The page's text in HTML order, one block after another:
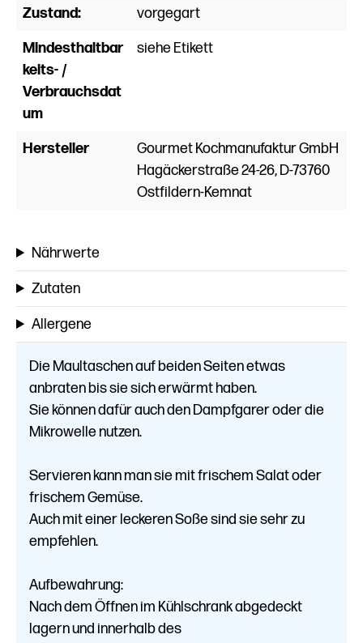
Zustand: vorgegart
Mindesthaltbar
keits- /
Verbrauchsdat
um
siehe Etikett
Hersteller
Gourmet Kochmanufaktur GmbH
Hagäckerstraße 24-26, D-73760
Ostfildern-Kemnat
Nährwerte
Zutaten
Allergene
Die Maultaschen auf beiden Seiten etwas
anbraten bis sie sich erwärmt haben.
Sie können dafür auch den Dampfgarer oder die
Mikrowelle nutzen.
Servieren kann man sie mit frischem Salat oder
frischem Gemüse.
Auch mit einer leckeren Soße sind sie sehr zu
empfehlen.
Aufbewahrung:
Nach dem Öffnen im Kühlschrank abgedeckt
lagern und innerhalb des